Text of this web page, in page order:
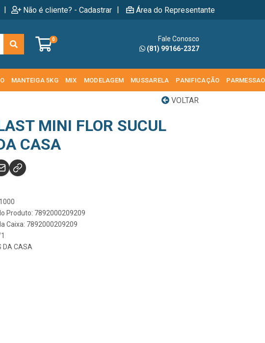
| Não é cliente? - Cadastrar | Área do Representante
0
Fale Conosco
(81) 99166-2327
MANTEIGA 5KG MIX MODELAGEM MUSSARELA PANIFICAÇÃO PARMESSAO
VOLTAR
MINI FLOR SUCUL
CASA
Produto: 7892000209209
Caixa: 7892000209209
DA CASA